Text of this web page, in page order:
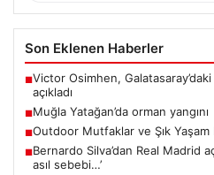
Son Eklenen Haberler
■Victor Osimhen,
açıkladı
■Muğla Yatağan’da orman yangını
■Outdoor Mutfaklar ve Şık Yaşam
■Bernardo Silva’dan Real Madrid
asıl sebebi…’